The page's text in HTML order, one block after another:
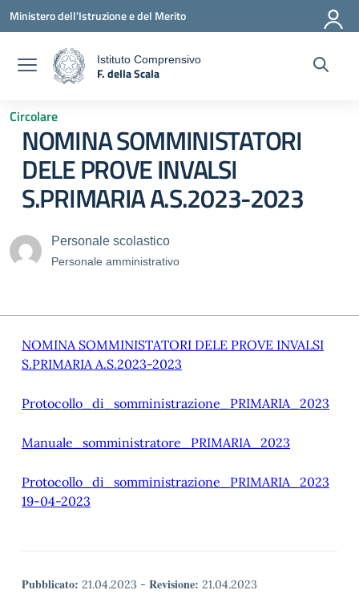
Vai ai contenuti
Vai al menu di navigazione
Vai al footer
Ministero dell'Istruzione e del Merito
Istituto Comprensivo
F. della Scala
Circolare
NOMINA SOMMINISTATORI
DELE PROVE INVALSI
S.PRIMARIA A.S.2023-2023
Personale scolastico
Personale amministrativo
NOMINA SOMMINISTATORI DELE PROVE INVALSI
S.PRIMARIA A.S.2023-2023
Protocollo_di_somministrazione_PRIMARIA_2023
Manuale_somministratore_PRIMARIA_2023
Protocollo_di_somministrazione_PRIMARIA_2023
19-04-2023
Pubblicato: 21.04.2023 - Revisione: 21.04.2023